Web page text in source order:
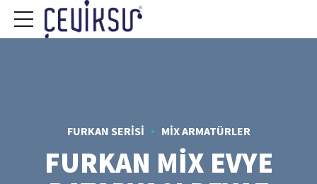
FURKAN SERISI MIX ARMATÜRLER
FURKAN MİX EVYE